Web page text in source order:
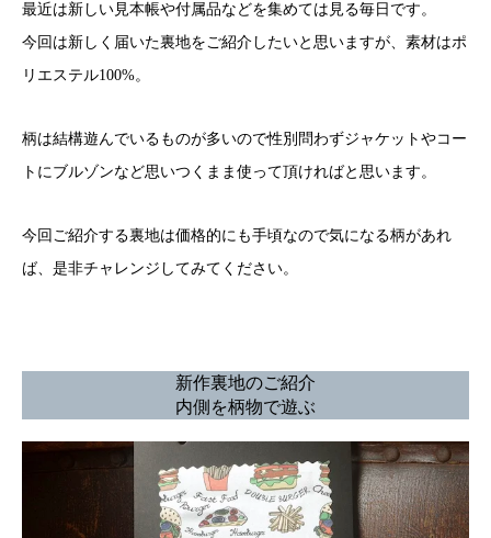
最近は新しい見本帳や付属品などを集めては見る毎日です。
今回は新しく届いた裏地をご紹介したいと思いますが、素材はポ
リエステル100%。
柄は結構遊んでいるものが多いので性別問わずジャケットやコー
トにブルゾンなど思いつくまま使って頂ければと思います。
今回ご紹介する裏地は価格的にも手頃なので気になる柄があれ
ば、是非チャレンジしてみてください。
新作裏地のご紹介
内側を柄物で遊ぶ